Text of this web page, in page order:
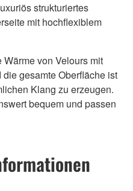
strukturiertes
mit hochflexiblem
von Velours mit
gesamte Oberfläche ist
Klang zu erzeugen.
bequem und passen